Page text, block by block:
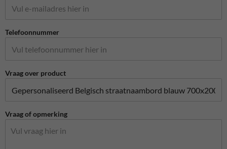
Telefoonnummer
Vraag over product
Vraag of opmerking